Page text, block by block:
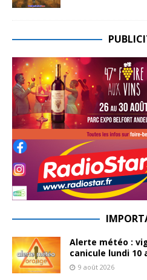
Alerte météo :
canicule lundi 10
9 août 2026